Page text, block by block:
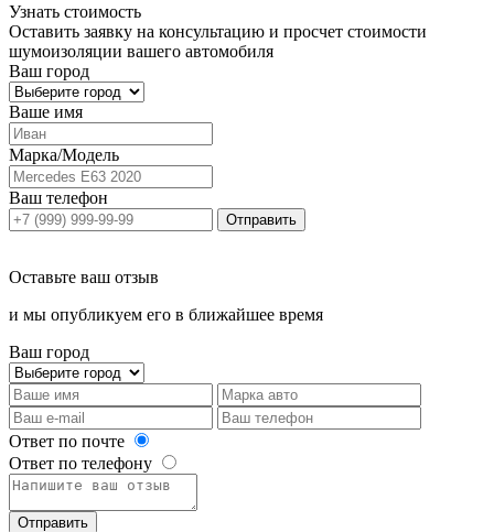
Узнать стоимость
Оставить заявку на консультацию и просчет стоимости
шумоизоляции вашего автомобиля
Ваш город
Ваше имя
Марка/Модель
Ваш телефон
Отправить
Оставьте ваш отзыв
и мы опубликуем его в ближайшее время
Ваш город
Ответ по почте
Ответ по телефону
Отправить